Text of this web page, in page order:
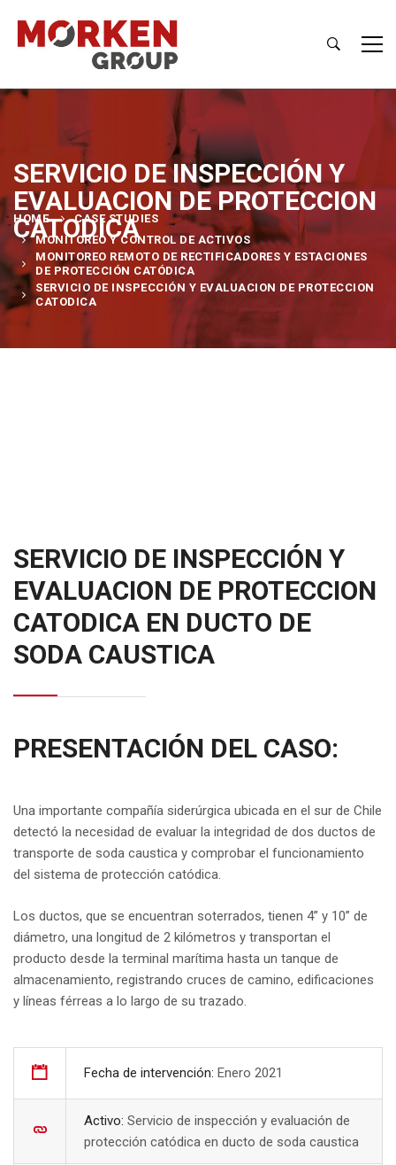
SERVICIO DE INSPECCIÓN Y
EVALUACION DE PROTECCION
CATODICA
HOME
CASE STUDIES
MONITOREO Y CONTROL DE ACTIVOS
MONITOREO REMOTO DE RECTIFICADORES Y ESTACIONES
DE PROTECCIÓN CATÓDICA
SERVICIO DE INSPECCIÓN Y EVALUACION DE PROTECCION
CATODICA
SERVICIO DE INSPECCIÓN Y
EVALUACION DE PROTECCION
CATODICA EN DUCTO DE
SODA CAUSTICA
PRESENTACIÓN DEL CASO:
Una importante compañía siderúrgica ubicada en el sur de Chile
detectó la necesidad de evaluar la integridad de dos ductos de
transporte de soda caustica y comprobar el funcionamiento
del sistema de protección catódica.
Los ductos, que se encuentran soterrados, tienen 4” y 10” de
diámetro, una longitud de 2 kilómetros y transportan el
producto desde la terminal marítima hasta un tanque de
almacenamiento, registrando cruces de camino, edificaciones
y líneas férreas a lo largo de su trazado.
Fecha de intervención: Enero 2021
Activo: Servicio de inspección y evaluación de
protección catódica en ducto de soda caustica